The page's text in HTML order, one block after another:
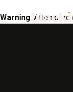
Warning: Attempt to